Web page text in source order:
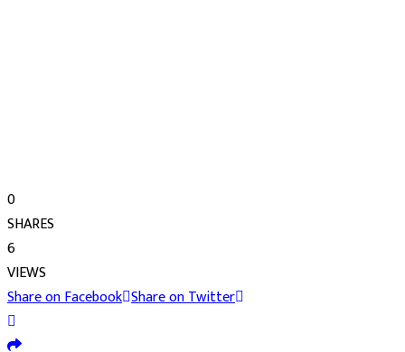
0
SHARES
6
VIEWS
Share on Facebook Share on Twitter